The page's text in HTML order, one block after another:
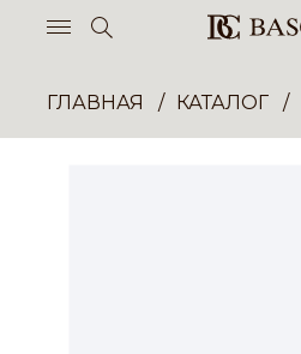
ГЛАВНАЯ КАТАЛОГ